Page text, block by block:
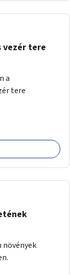
vezér tere
a
tere
növények